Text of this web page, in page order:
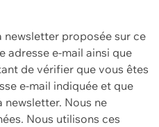
newsletter proposée sur ce
adresse e-mail ainsi que
de vérifier que vous êtes
e-mail indiquée et que
Nous ne
Nous utilisons ces